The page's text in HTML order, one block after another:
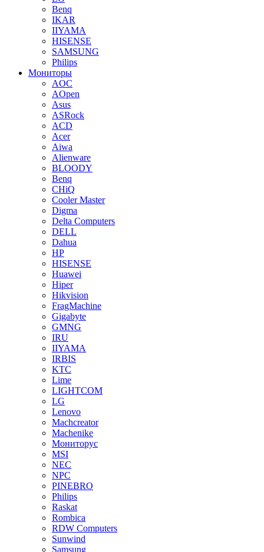
Benq
IKAR
IIYAMA
HISENSE
SAMSUNG
Philips
Мониторы
AOC
AOpen
Asus
ASRock
ACD
Acer
Aiwa
Alienware
BLOODY
Benq
CHiQ
Cooler Master
Digma
Delta Computers
DELL
Dahua
HP
HISENSE
Huawei
Hiper
Hikvision
FragMachine
Gigabyte
GMNG
IRU
IIYAMA
IRBIS
KTC
Lime
LIGHTCOM
LG
Lenovo
Machcreator
Machenike
Мониторус
MSI
NEC
NPC
PINEBRO
Philips
Raskat
Rombica
RDW Computers
Sunwind
Samsung